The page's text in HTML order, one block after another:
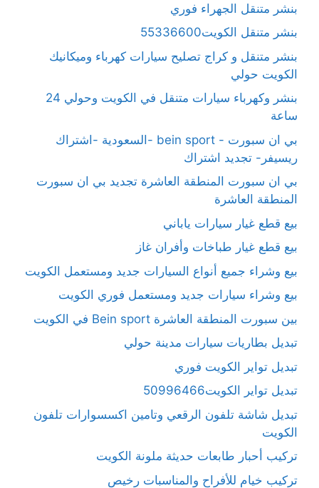
بنشر متنقل الجهراء فوري
بنشر متنقل الكويت55336600
بنشر متنقل و كراج تصليح سيارات كهرباء وميكانيك
الكويت حولي
بنشر وكهرباء سيارات متنقل في الكويت وحولي 24
ساعة
بي ان سبورت - bein sport -السعودية -اشتراك
ريسيفر- تجديد اشتراك
بي ان سبورت المنطقة العاشرة تجديد بي ان سبورت
المنطقة العاشرة
بيع قطع غيار سيارات ياباني
بيع قطع غيار طباخات وأفران غاز
بيع وشراء جميع أنواع السيارات جديد ومستعمل الكويت
بيع وشراء سيارات جديد ومستعمل فوري الكويت
بين سبورت المنطقة العاشرة Bein sport في الكويت
تبديل بطاريات سيارات مدينة حولي
تبديل تواير الكويت فوري
تبديل تواير الكويت50996466
تبديل شاشة تلفون الرقعي وتامين اكسسوارات تلفون
الكويت
تركيب أحبار طابعات حديثة ملونة الكويت
تركيب خيام للأفراح والمناسبات رخيص